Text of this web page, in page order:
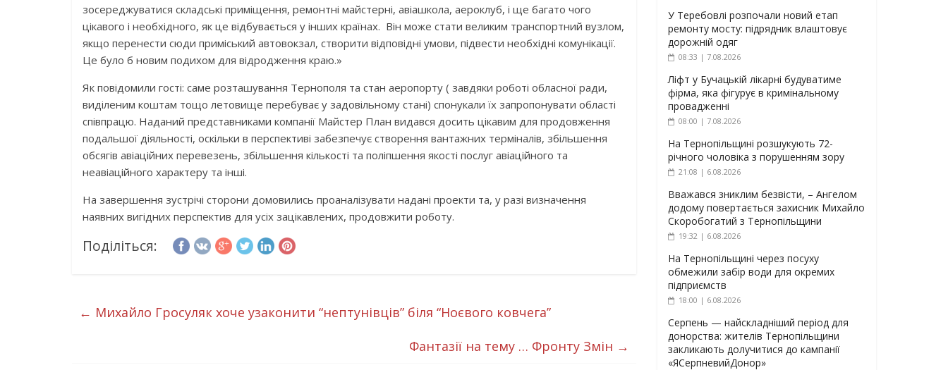
зосереджуватися складські приміщення, ремонтні майстерні, авіашкола, аероклуб, і ще багато чого
цікавого і необхідного, як це відбувається у інших країнах. Він може стати великим транспортний вузлом,
якщо перенести сюди приміський автовокзал, створити відповідні умови, підвести необхідні комунікації.
Це було б новим подихом для відродження краю.»
Як повідомили гості: саме розташування Тернополя та стан аеропорту ( завдяки роботі обласної ради,
виділеним коштам тощо летовище перебуває у задовільному стані) спонукали їх запропонувати області
співпрацю. Наданий представниками компанії Майстер План видався досить цікавим для продовження
подальшої діяльності, оскільки в перспективі забезпечує створення вантажних терміналів, збільшення
обсягів авіаційних перевезень, збільшення кількості та поліпшення якості послуг авіаційного та
неавіаційного характеру та інші.
На завершення зустрічі сторони домовились проаналізувати надані проекти та, у разі визначення
наявних вигідних перспектив для усіх зацікавлених, продовжити роботу.
Поділіться:
← Михайло Гросуляк хоче узаконити “нептунівців” біля “Ноєвого ковчега”
Фантазії на тему … Фронту Змін →
У Теребовлі розпочали новий етап
ремонту мосту: підрядник влаштовує
дорожній одяг
08:33 | 7.08.2026
Ліфт у Бучацькій лікарні будуватиме
фірма, яка фігурує в кримінальному
провадженні
08:00 | 7.08.2026
На Тернопільщині розшукують 72-
річного чоловіка з порушенням зору
21:08 | 6.08.2026
Вважався зниклим безвісти, – Ангелом
додому повертається захисник Михайло
Скоробогатий з Тернопільщини
19:32 | 6.08.2026
На Тернопільщині через посуху
обмежили забір води для окремих
підприємств
18:00 | 6.08.2026
Серпень — найскладніший період для
донорства: жителів Тернопільщини
закликають долучитися до кампанії
«ЯСерпневийДонор»